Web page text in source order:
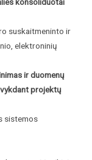
suskaitmeninto ir
elektroninių
ir duomenų
projektų
sistemos